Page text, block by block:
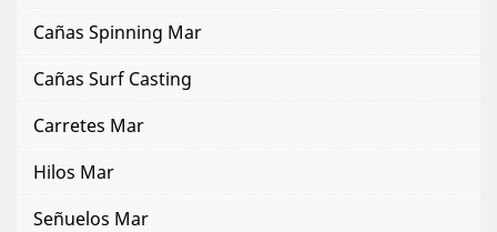
Cañas Spinning Mar
Cañas Surf Casting
Carretes Mar
Hilos Mar
Señuelos Mar